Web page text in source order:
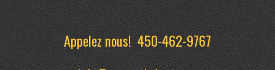
Appelez nous!450-462-9767